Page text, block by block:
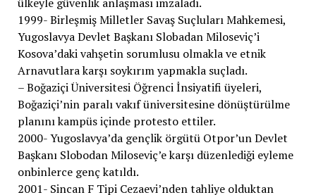
1999- Birleşmiş Milletler Savaş Suçluları Mahkemesi,
Yugoslavya Devlet Başkanı Slobadan Miloseviç’i
Kosova’daki vahşetin sorumlusu olmakla ve etnik
Arnavutlara karşı soykırım yapmakla suçladı.
– Boğaziçi Üniversitesi Öğrenci İnsiyatifi üyeleri,
Boğaziçi’nin paralı vakıf üniversitesine dönüştürülme
planını kampüs içinde protesto ettiler.
2000- Yugoslavya’da gençlik örgütü Otpor’un Devlet
Başkanı Slobodan Miloseviç’e karşı düzenlediği eyleme
onbinlerce genç katıldı.
2001- Sincan F Tipi Cezaevi’nden tahliye olduktan